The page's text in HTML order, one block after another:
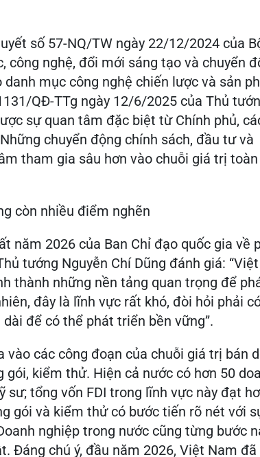
số 57-NQ/TW ngày 22/12/2024 của
công nghệ, đổi mới sáng tạo và chuyển
mục công nghệ chiến lược và sản
QĐ-TTg ngày 12/6/2025 của Thủ
sự quan tâm đặc biệt từ Chính phủ,
chuyển động chính sách, đầu tư và
tham gia sâu hơn vào chuỗi giá trị toàn
còn nhiều điểm nghẽn
năm 2026 của Ban Chỉ đạo quốc gia về
tướng Nguyễn Chí Dũng đánh giá: “Việt
thành những nền tảng quan trọng để
đây là lĩnh vực rất khó, đòi hỏi phải
để có thể phát triển bền vững”.
các công đoạn của chuỗi giá trị bán
kiểm thử. Hiện cả nước có hơn 50
tổng vốn FDI trong lĩnh vực này đạt
gói và kiểm thử có bước tiến rõ nét với
nghiệp trong nước cũng từng bước
Đáng chú ý, đầu năm 2026, Việt Nam đã